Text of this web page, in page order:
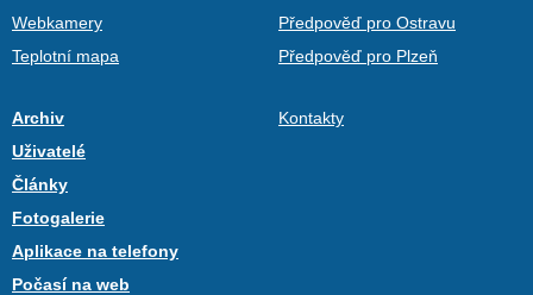
Webkamery
Teplotní mapa
Předpověď pro Ostravu
Předpověď pro Plzeň
Archiv
Uživatelé
Články
Fotogalerie
Aplikace na telefony
Počasí na web
Kontakty